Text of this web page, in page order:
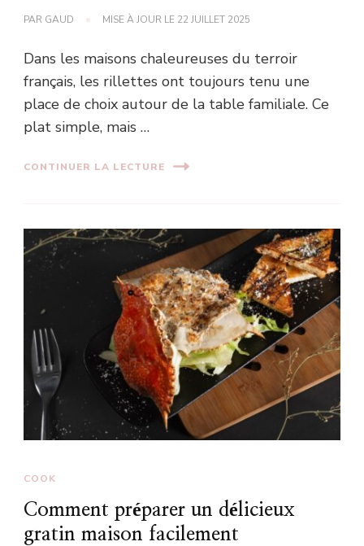
PAR GAUD MISE À JOUR LE 22 JUILLET 2025
Dans les maisons chaleureuses du terroir
français, les rillettes ont toujours tenu une
place de choix autour de la table familiale. Ce
plat simple, mais …
CONTINUER LA LECTURE
COOK
Comment préparer un délicieux
gratin maison facilement